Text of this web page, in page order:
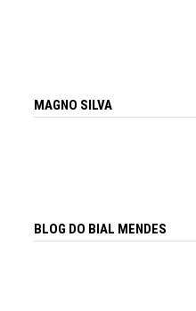
MAGNO SILVA
BLOG DO BIAL MENDES